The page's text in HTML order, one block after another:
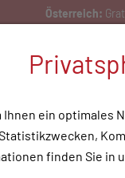
Bestellen Sie
Medizinische
ein optimales
finden Sie in